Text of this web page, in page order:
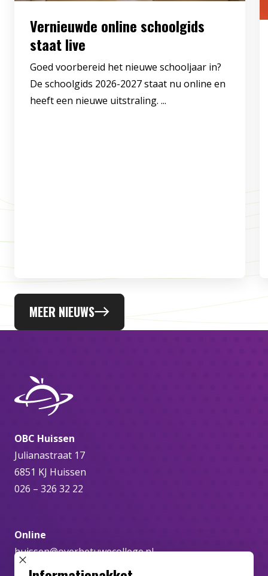
Vernieuwde online schoolgids
staat live
Goed voorbereid het nieuwe schooljaar in?
De schoolgids 2026-2027 staat nu online en
heeft een nieuwe uitstraling. ...
MEER NIEUWS
OBC Huissen
Julianastraat 17
6851 KJ Huissen
026 – 326 32 22
Online
huissen@overbetuwecollege.nl
SLUIT POPUP